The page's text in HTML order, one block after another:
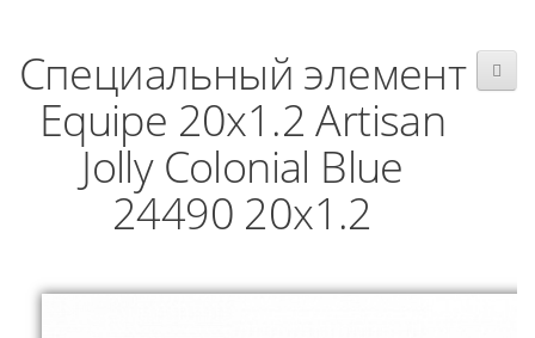
Специальный элемент
Equipe 20x1.2 Artisan
Jolly Colonial Blue
24490 20x1.2